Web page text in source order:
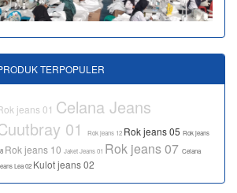
TERPOPULER
jeans 01 Celana Jeans
01
Rok jeans 12 Rok jeans 05 Rok jeans
Rok jeans 10 Jaket Jeans 01 Rok jeans 07 Celana
Lea 02 Kulot jeans 02